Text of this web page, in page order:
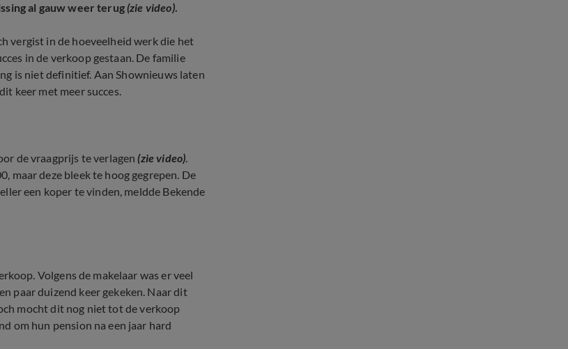
al gauw weer terug(zie video).
vergist in de hoeveelheid werk die het
in de verkoop gestaan. De familie
is niet definitief. Aan Shownieuws laten
keer met meer succes.
de vraagprijs te verlagen(zie video).
maar deze bleek te hoog gegrepen. De
een koper te vinden, meldde Bekende
Volgens de makelaar was er veel
paar duizend keer gekeken. Naar dit
mocht dit nog niet tot de verkoop
om hun pension na een jaar hard
met Code Rosé